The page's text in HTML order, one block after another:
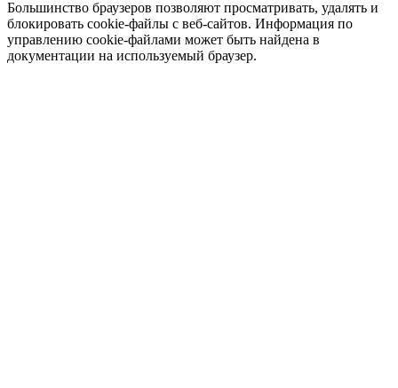
Большинство браузеров позволяют просматривать, удалять и
блокировать cookie-файлы c веб-сайтов. Информация по
управлению cookie-файлами может быть найдена в
документации на используемый браузер.